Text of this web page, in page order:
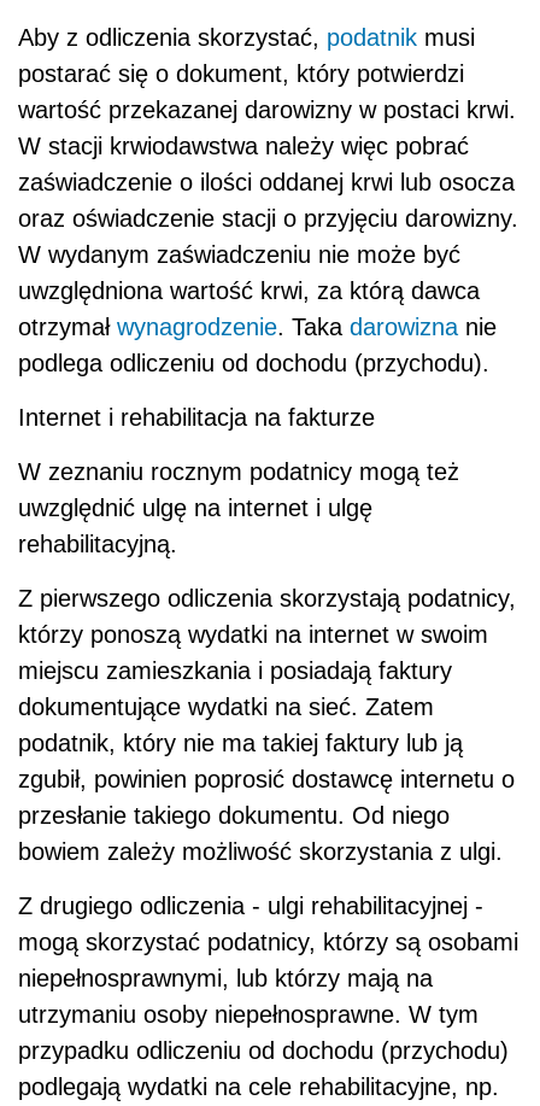
Aby z odliczenia skorzystać, podatnik musi
postarać się o dokument, który potwierdzi
wartość przekazanej darowizny w postaci krwi.
W stacji krwiodawstwa należy więc pobrać
zaświadczenie o ilości oddanej krwi lub osocza
oraz oświadczenie stacji o przyjęciu darowizny.
W wydanym zaświadczeniu nie może być
uwzględniona wartość krwi, za którą dawca
otrzymał wynagrodzenie. Taka darowizna nie
podlega odliczeniu od dochodu (przychodu).
Internet i rehabilitacja na fakturze
W zeznaniu rocznym podatnicy mogą też
uwzględnić ulgę na internet i ulgę
rehabilitacyjną.
Z pierwszego odliczenia skorzystają podatnicy,
którzy ponoszą wydatki na internet w swoim
miejscu zamieszkania i posiadają faktury
dokumentujące wydatki na sieć. Zatem
podatnik, który nie ma takiej faktury lub ją
zgubił, powinien poprosić dostawcę internetu o
przesłanie takiego dokumentu. Od niego
bowiem zależy możliwość skorzystania z ulgi.
Z drugiego odliczenia - ulgi rehabilitacyjnej -
mogą skorzystać podatnicy, którzy są osobami
niepełnosprawnymi, lub którzy mają na
utrzymaniu osoby niepełnosprawne. W tym
przypadku odliczeniu od dochodu (przychodu)
podlegają wydatki na cele rehabilitacyjne, np.